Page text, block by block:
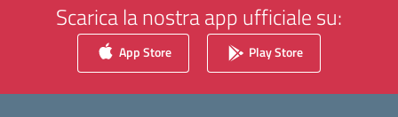
Scarica la nostra app ufficiale su:
App Store Play Store